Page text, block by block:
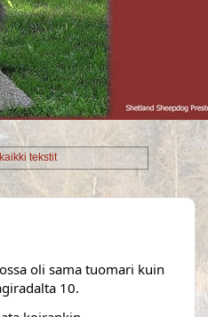
tekstit
oli sama tuomari kuin
10.